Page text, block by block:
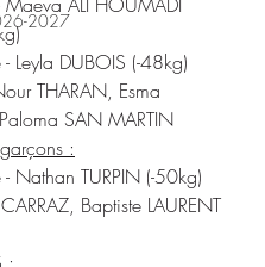
2027
Leyla DUBOIS (-48kg)
THARAN, Esma
SAN MARTIN
:
Nathan TURPIN (-50kg)
Baptiste LAURENT